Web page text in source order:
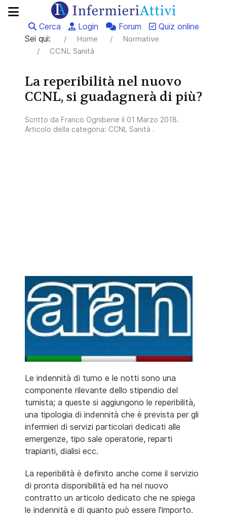
Cerca Login Forum
Quiz online
Sei qui:
Home
Normative
CCNL Sanità
La reperibilità nel nuovo
CCNL, si guadagnerà di più?
Scritto da Franco Ognibene il 01 Marzo 2018.
Articolo della categoria: CCNL Sanità .
Le indennità di turno e le notti sono una
componente rilevante dello stipendio del
turnista; a queste si aggiungono le reperibilità,
una tipologia di indennità che è prevista per gli
infermieri di servizi particolari dedicati alle
emergenze, tipo sale operatorie, reparti
trapianti, dialisi ecc.
La reperibilità è definito anche come il servizio
di pronta disponibilità ed ha nel nuovo
contratto un articolo dedicato che ne spiega
le indennità e di quanto può essere l'importo.